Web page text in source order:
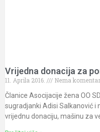
Vrijedna donacija za
11. Aprila 2016.
Nema
Članice Asocijacije žena OO
sugradjanki Adisi Salkanović i
vrijednu donaciju, mašinu za